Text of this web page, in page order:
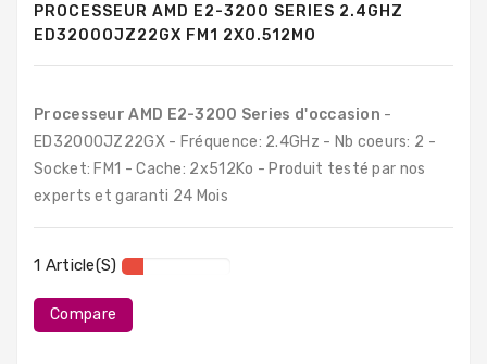
Durs
Composants
Composants
PC
Destockage
PROCESSEUR AMD E2-3200 SERIES 2.4GHZ
ED3200OJZ22GX FM1 2X0.512MO
Processeur AMD E2-3200 Series d'occasion -
ED3200OJZ22GX - Fréquence: 2.4GHz - Nb coeurs: 2 -
Socket: FM1 - Cache: 2x512Ko - Produit testé par nos
experts et garanti 24 Mois
1 Article(s)
Compare